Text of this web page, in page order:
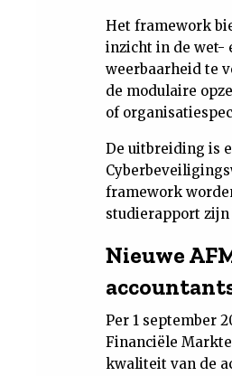
Het framework
inzicht in de wet-
weerbaarheid te
de modulaire
of
De uitbreiding is
framework
studierapport zijn
Nieuwe
Per 1 september
Financiële
kwaliteit van de